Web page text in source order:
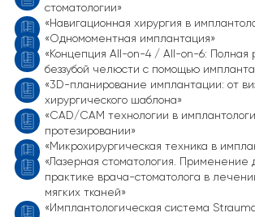
стоматологии»
«Навигационная хирургия в
«Одномоментная имплантация»
«Концепция All-on-4 / All-on-6: Полная
беззубой челюсти с помощью
«3D-планирование имплантации: от
хирургического шаблона»
«CAD/CAM технологии в
протезировании»
«Микрохирургическая техника в
«Лазерная стоматология. Применение
практике врача-стоматолога в
мягких тканей»
«Имплантологическая система